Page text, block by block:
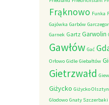
Frąknowo Funka
Gajówka Garbów
Garnek Gartz Garwolin
Gawłów Gać
Orłowo Gidle Giebałtów
Gietrzwałd
Giżycko Giżycko Olsztyn
Glodowo Gnaty Szczerbaki